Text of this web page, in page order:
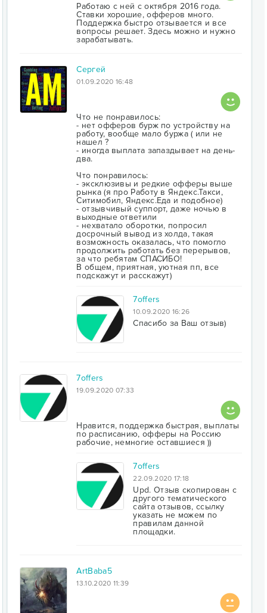
Работаю с ней с октября 2016 года.
Ставки хорошие, офферов много.
Поддержка быстро отзывается и все
вопросы решает. Здесь можно и нужно
зарабатывать.
Сергей
01.09.2020 16:48
Что не понравилось:
- нет офферов бурж по устройству на
работу, вообще мало буржа ( или не
нашел ?
- иногда выплата запаздывает на день-
два.
Что понравилось:
- эксклюзивы и редкие офферы выше
рынка (я про Работу в Яндекс.Такси,
Ситимобил, Яндекс.Еда и подобное)
- отзывчивый суппорт, даже ночью в
выходные ответили
- нехватало оборотки, попросил
досрочный вывод из холда, такая
возможность оказалась, что помогло
продолжить работать без перерывов,
за что ребятам СПАСИБО!
В общем, приятная, уютная пп, все
подскажут и расскажут)
7offers
10.09.2020 16:26
Спасибо за Ваш отзыв)
7offers
19.09.2020 07:33
Нравится, поддержка быстрая, выплаты
по расписанию, офферы на Россию
рабочие, немногие оставшиеся ))
7offers
22.09.2020 17:18
Upd. Отзыв скопирован с
другого тематического
сайта отзывов, ссылку
указать не можем по
правилам данной
площадки.
ArtBaba5
13.10.2020 11:39